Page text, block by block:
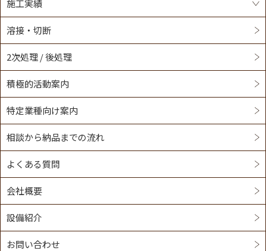
施工実績
溶接・切断
2次処理 / 後処理
積極的活動案内
特定業種向け案内
相談から納品までの流れ
よくある質問
会社概要
設備紹介
お問い合わせ